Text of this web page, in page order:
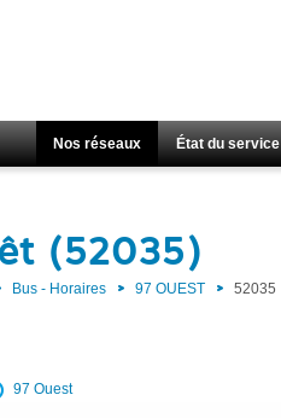
Nos réseaux État du service
(52035)
Bus - Horaires 97 OUEST 52035
97 Ouest